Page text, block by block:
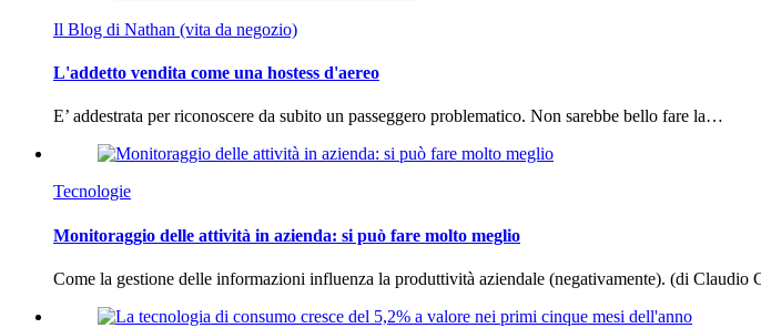
Il Blog di Nathan (vita da negozio)
L'addetto vendita come una hostess d'aereo
E’ addestrata per riconoscere da subito un passeggero problematico. Non sarebbe bello fare la…
Tecnologie
Monitoraggio delle attività in azienda: si può fare molto meglio
Come la gestione delle informazioni influenza la produttività aziendale (negativamente). (di Claudio